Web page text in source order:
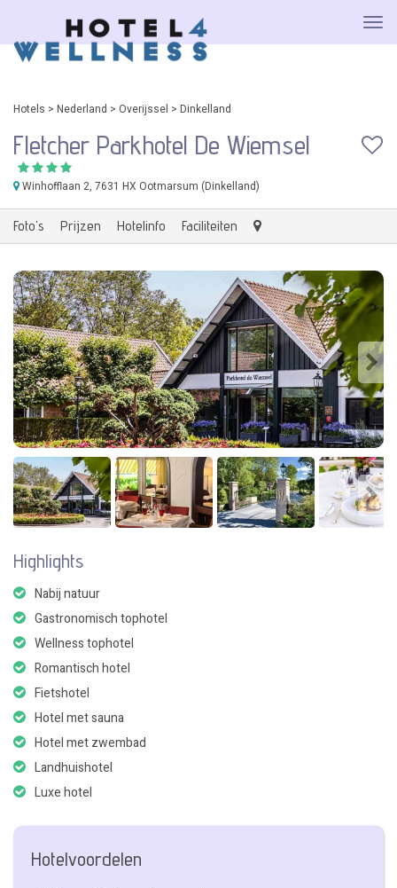
Hotels > Nederland > Overijssel > Dinkelland
Fletcher Parkhotel De Wiemsel
Winhofflaan 2, 7631 HX Ootmarsum (Dinkelland)
Foto's Prijzen Hotelinfo Faciliteiten
Highlights
Nabij natuur
Gastronomisch tophotel
Wellness tophotel
Romantisch hotel
Fietshotel
Hotel met sauna
Hotel met zwembad
Landhuishotel
Luxe hotel
Hotelvoordelen